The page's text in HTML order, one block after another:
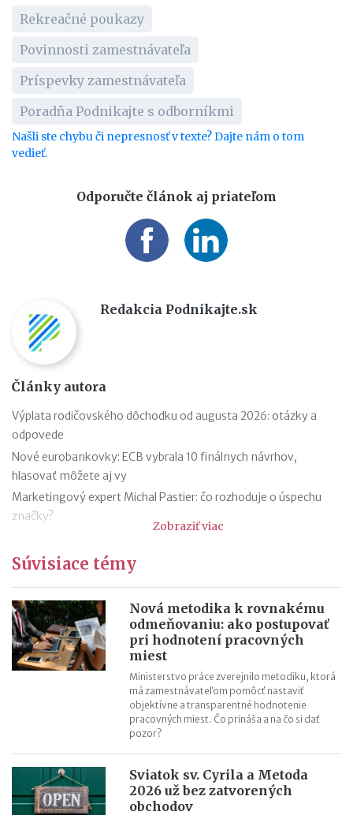
Rekreačné poukazy
Povinnosti zamestnávateľa
Príspevky zamestnávateľa
Poradňa Podnikajte s odborníkmi
Našli ste chybu či nepresnosť v texte? Dajte nám o tom
vedieť.
Odporučte článok aj priateľom
Redakcia Podnikajte.sk
Články autora
Výplata rodičovského dôchodku od augusta 2026: otázky a
odpovede
Nové eurobankovky: ECB vybrala 10 finálnych návrhov,
hlasovať môžete aj vy
Marketingový expert Michal Pastier: čo rozhoduje o úspechu
značky?
hodnotení pracovných miest
Kontroly odpočtu DPH pri autách na podnikanie
Kontroly influencerov a tvorcov digitálneho obsahu: finančná
správa sa zameria na ich príjmy
Zmeny v e-faktúre: štát ju opravuje ešte pred zavedením
VÚB mení podmienky firemných debetných a kreditných kariet
Mýty o dôchodkovej prognóze a riešenie sporných situácií
Kedy vznikajú absolventom škôl povinnosti voči Sociálnej
Zobraziť viac
Súvisiace témy
Nová metodika k rovnakému
odmeňovaniu: ako postupovať
pri hodnotení pracovných
miest
Ministerstvo práce zverejnilo metodiku, ktorá
má zamestnávateľom pomôcť nastaviť
objektívne a transparentné hodnotenie
pracovných miest. Čo prináša a na čo si dať
pozor?
Sviatok sv. Cyrila a Metoda
2026 už bez zatvorených
obchodov